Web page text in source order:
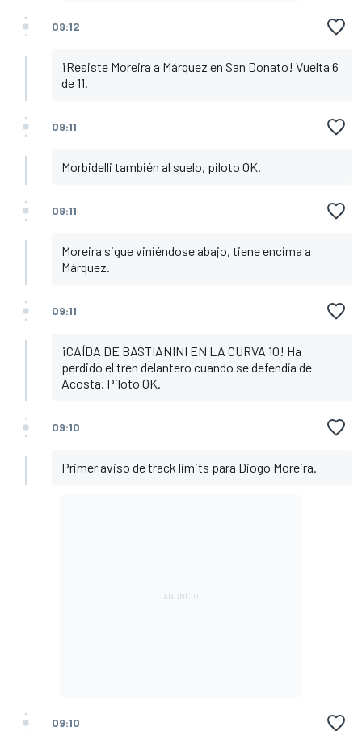
09:12
¡Resiste Moreira a Márquez en San Donato! Vuelta 6
de 11.
09:11
Morbidelli también al suelo, piloto OK.
09:11
Moreira sigue viniéndose abajo, tiene encima a
Márquez.
09:11
¡CAÍDA DE BASTIANINI EN LA CURVA 10! Ha
perdido el tren delantero cuando se defendía de
Acosta. Piloto OK.
09:10
Primer aviso de track limits para Diogo Moreira.
09:10